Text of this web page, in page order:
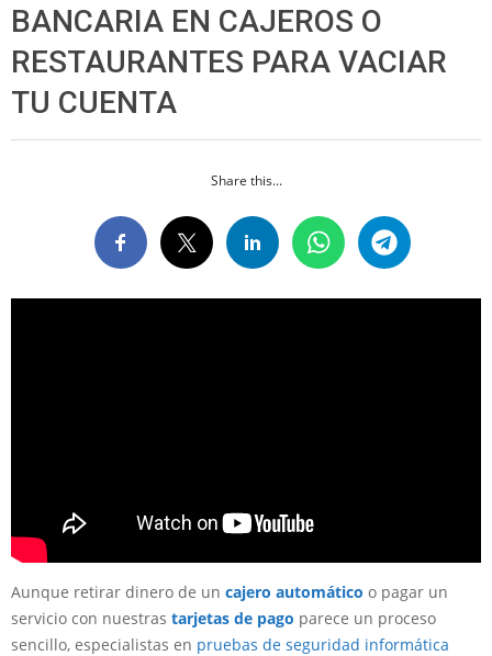
BANCARIA EN CAJEROS O
RESTAURANTES PARA VACIAR
TU CUENTA
Share this...
Aunque retirar dinero de un cajero automático o pagar un
servicio con nuestras tarjetas de pago parece un proceso
sencillo, especialistas en pruebas de seguridad informática